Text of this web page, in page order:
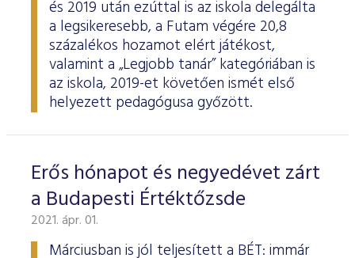
és 2019 után ezúttal is az iskola delegálta
a legsikeresebb, a Futam végére 20,8
százalékos hozamot elért játékost,
valamint a „Legjobb tanár” kategóriában is
az iskola, 2019-et követően ismét első
helyezett pedagógusa győzött.
Erős hónapot és negyedévet zárt
a Budapesti Értéktőzsde
2021. ápr. 01.
Márciusban is jól teljesített a BÉT: immár